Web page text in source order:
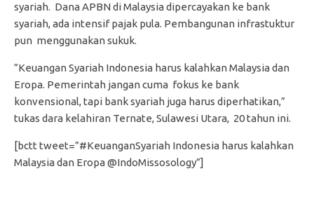
syariah. Dana APBN di Malaysia dipercayakan ke bank
syariah, ada intensif pajak pula. Pembangunan infrastuktur
pun menggunakan sukuk.
”Keuangan Syariah Indonesia harus kalahkan Malaysia dan
Eropa. Pemerintah jangan cuma fokus ke bank
konvensional, tapi bank syariah juga harus diperhatikan,”
tukas dara kelahiran Ternate, Sulawesi Utara, 20 tahun ini.
[bctt tweet=”#KeuanganSyariah Indonesia harus kalahkan
Malaysia dan Eropa @IndoMissosology”]